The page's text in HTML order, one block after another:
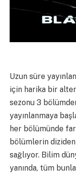
Uzun süre
için harika bir
sezonu 3
yayınlanmaya
her bölümünde
bölümlerin diziden
sağlıyor. Bilim
yanında, tüm